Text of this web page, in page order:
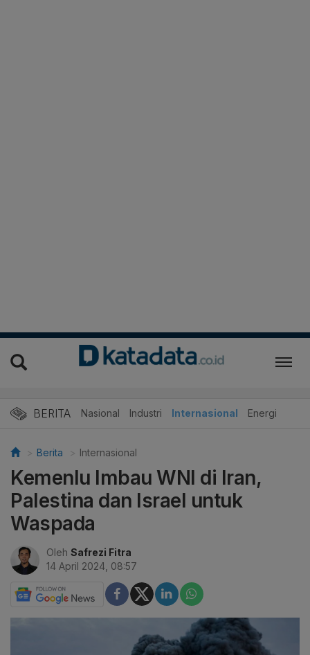
BERITA Nasional Industri Internasional Energi
Berita Internasional
Kemenlu Imbau WNI di Iran,
Palestina dan Israel untuk
Waspada
Oleh Safrezi Fitra
14 April 2024, 08:57